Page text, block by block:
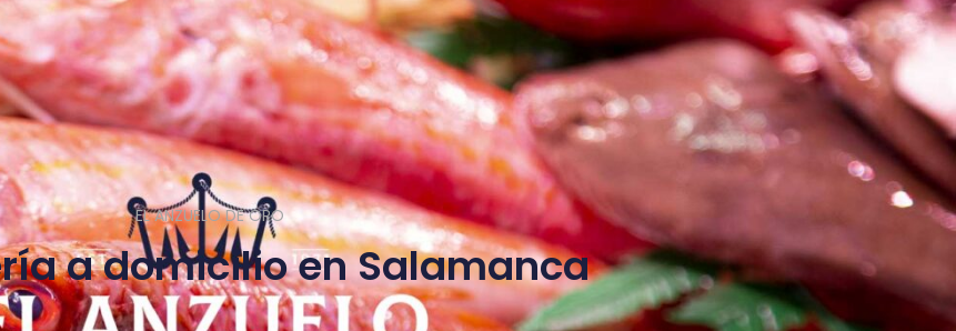
EL ANZUELO DE ORO
a domicilio en Salamanca